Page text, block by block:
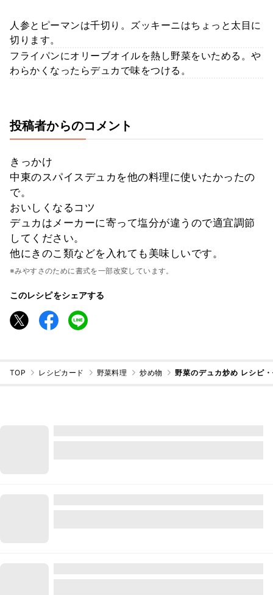
人参とピーマンは千切り。ズッキーニはちょっと太目に
切ります。
フライパンにオリーブオイルを熱し野菜をいためる。や
わらかくなったらデュカで味をつける。
投稿者からのコメント
きっかけ
中東のスパイスデュカを他の料理に使いたかったの
で。
おいしくなるコツ
デュカはメーカーに寄って塩分が違うので適宜調節
してください。
他にきのこ類などを入れても美味しいです。
※みやすさのために書式を一部改変しています。
このレシピをシェアする
TOP レシピカード 野菜料理 炒め物 野菜のデュカ炒め レシピ